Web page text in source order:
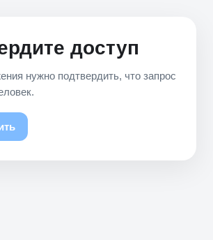
доступ
нужно подтвердить, что запрос